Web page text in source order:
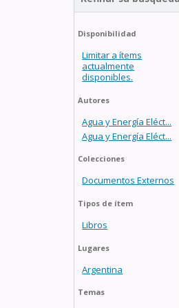
Disponibilidad
Limitar a ítems
actualmente
disponibles.
Autores
Agua y Energía Eléct...
Agua y Energía Eléct...
Colecciones
Documentos Externos
Tipos de ítem
Libros
Lugares
Argentina
Temas